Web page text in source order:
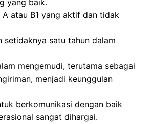
yang baik.
A atau B1 yang aktif dan tidak
setidaknya satu tahun dalam
mengemudi, terutama sebagai
menjadi keunggulan
berkomunikasi dengan baik
sangat dihargai.